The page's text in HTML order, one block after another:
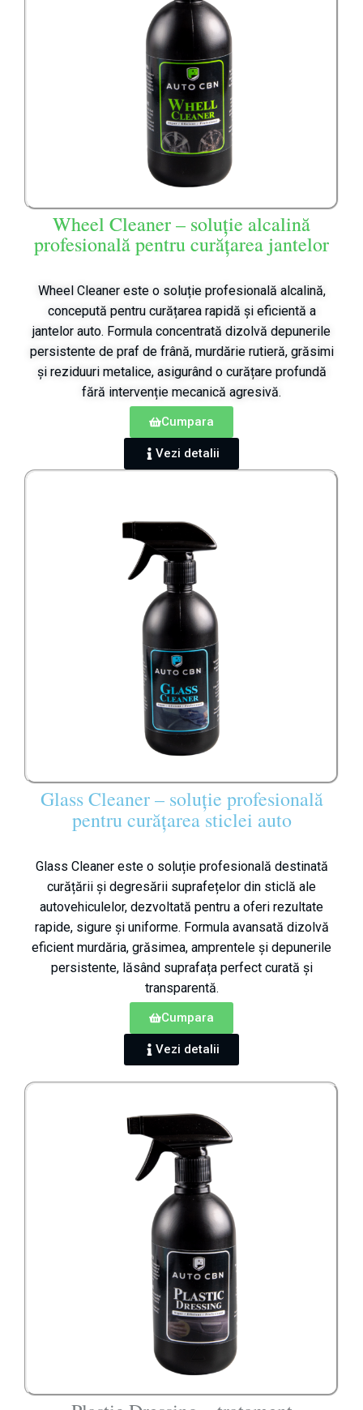
Wheel Cleaner – soluție alcalină
profesională pentru curățarea jantelor
Wheel Cleaner este o soluție profesională alcalină,
concepută pentru curățarea rapidă și eficientă a
jantelor auto. Formula concentrată dizolvă depunerile
persistente de praf de frână, murdărie rutieră, grăsimi
și reziduuri metalice, asigurând o curățare profundă
fără intervenție mecanică agresivă.
Cumpara
Vezi detalii
Glass Cleaner – soluție profesională
pentru curățarea sticlei auto
Glass Cleaner este o soluție profesională destinată
curățării și degresării suprafețelor din sticlă ale
autovehiculelor, dezvoltată pentru a oferi rezultate
rapide, sigure și uniforme. Formula avansată dizolvă
eficient murdăria, grăsimea, amprentele și depunerile
persistente, lăsând suprafața perfect curată și
transparentă.
Cumpara
Vezi detalii